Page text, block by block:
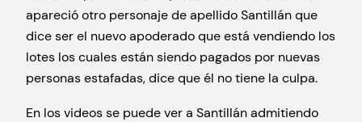
apareció otro personaje de apellido Santillán que
dice ser el nuevo apoderado que está vendiendo los
lotes los cuales están siendo pagados por nuevas
personas estafadas, dice que él no tiene la culpa.
En los videos se puede ver a Santillán admitiendo